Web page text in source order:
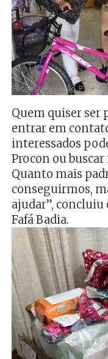
Foto: Divulgação PMP
Quem quiser ser
entrar em
interessados
Procon ou
Quanto mais
conseguirmos,
ajudar”, concluiu
Fafá Badia.